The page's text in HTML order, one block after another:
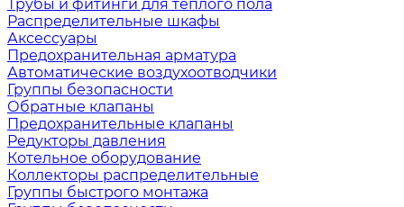
Трубы и фитинги для теплого пола
Распределительные шкафы
Аксессуары
Предохранительная арматура
Автоматические воздухоотводчики
Группы безопасности
Обратные клапаны
Предохранительные клапаны
Редукторы давления
Котельное оборудование
Коллекторы распределительные
Группы быстрого монтажа